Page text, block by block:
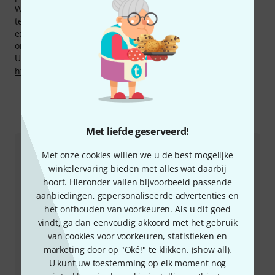
Met liefde geserveerd!
Met onze cookies willen we u de best mogelijke
winkelervaring bieden met alles wat daarbij
hoort. Hieronder vallen bijvoorbeeld passende
aanbiedingen, gepersonaliseerde advertenties en
het onthouden van voorkeuren. Als u dit goed
vindt, ga dan eenvoudig akkoord met het gebruik
van cookies voor voorkeuren, statistieken en
marketing door op "Oké!" te klikken. (show all).
U kunt uw toestemming op elk moment nog
We bieden voor Tesla producten ook onze 30 dagen geld-
terug-garantie, drie jaar Thomann garantie en nog meer
extra services zoals gekwalificeerde specialisten , service
on site etc.
U kunt meer informatie over de fabrikant vinden op
http://www.tesla-pickups.com
Klantenservice Nederland
+49-9546-9223-643
Onze klantenservice helpt u graag bij al uw vragen of